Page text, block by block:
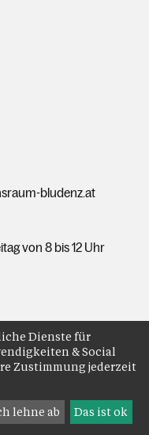
bludenz.at
von 8 bis 12 Uhr
Dienste für
& Social
Zustimmung jederzeit
lehne ab Das ist ok